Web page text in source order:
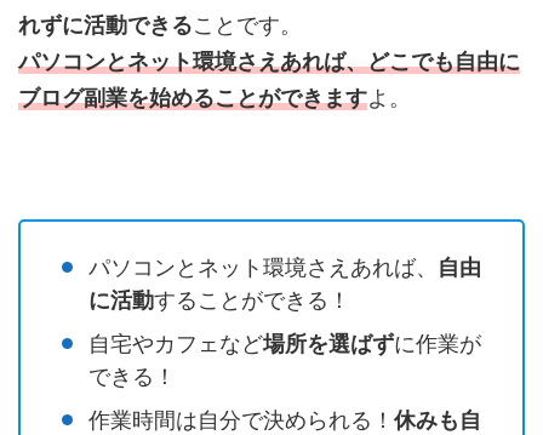
れずに活動できることです。
パソコンとネット環境さえあれば、どこでも自由に
ブログ副業を始めることができますよ。
パソコンとネット環境さえあれば、 自由
に活動することができる！
自宅やカフェなど場所を選ばずに作業が
できる！
作業時間は自分で決められる！ 休みも自